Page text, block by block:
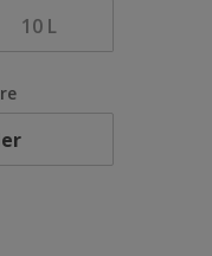
10 L